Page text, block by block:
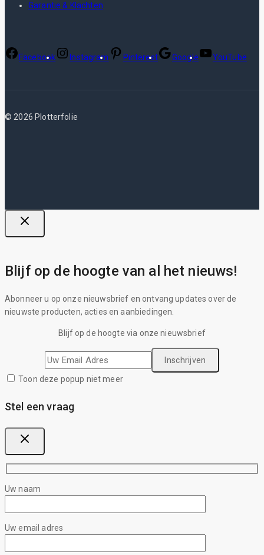
Garantie & Klachten
Facebook Instagram Pinterest Google YouTube
© 2026 Plotterfolie
Blijf op de hoogte van al het nieuws!
Abonneer u op onze nieuwsbrief en ontvang updates over de
nieuwste producten, acties en aanbiedingen.
Blijf op de hoogte via onze nieuwsbrief
Toon deze popup niet meer
Stel een vraag
Uw naam
Uw email adres